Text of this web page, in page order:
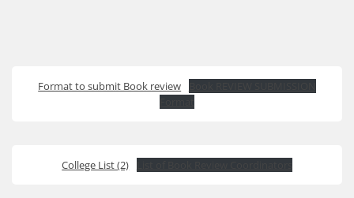
Format to submit Book review
College List (2)